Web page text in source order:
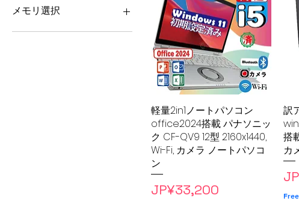
SSD 256GB
メモリ選択
12GB
Quick View
軽量2in1ノートパソコン
office2024搭載 パナソニッ
ク CF-QV9 12型 2160x1440,
Wi-Fi, カメラ ノートパソコ
ン
Price
JP¥33,200
訳
搭
カ